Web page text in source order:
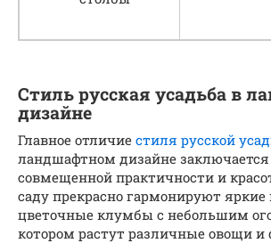
Стиль русская усадьба в
дизайне
Главное отличие стиля русской
ландшафтном дизайне
совмещенной практичности и
саду прекрасно гармонируют
цветочные клумбы с небольшим
котором растут различные овощи и